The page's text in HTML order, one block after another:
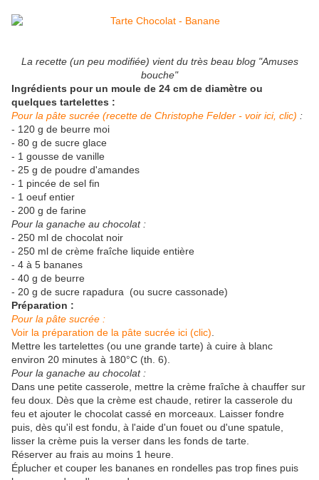
La recette (un peu modifiée) vient du très beau blog "Amuses
bouche"
Ingrédients pour un moule de 24 cm de diamètre ou
quelques tartelettes :
Pour la pâte sucrée (recette de Christophe Felder - voir ici, clic) :
- 120 g de beurre moi
- 80 g de sucre glace
- 1 gousse de vanille
- 25 g de poudre d'amandes
- 1 pincée de sel fin
- 1 oeuf entier
- 200 g de farine
Pour la ganache au chocolat :
- 250 ml de chocolat noir
- 250 ml de crème fraîche liquide entière
- 4 à 5 bananes
- 40 g de beurre
- 20 g de sucre rapadura (ou sucre cassonade)
Préparation :
Pour la pâte sucrée :
Voir la préparation de la pâte sucrée ici (clic)
Mettre les tartelettes (ou une grande tarte) à cuire à blanc
environ 20 minutes à 180°C (th. 6).
Pour la ganache au chocolat :
Dans une petite casserole, mettre la crème fraîche à chauffer sur
feu doux. Dès que la crème est chaude, retirer la casserole du
feu et ajouter le chocolat cassé en morceaux. Laisser fondre
puis, dès qu'il est fondu, à l'aide d'un fouet ou d'une spatule,
lisser la crème puis la verser dans les fonds de tarte.
Réserver au frais au moins 1 heure.
Éplucher et couper les bananes en rondelles pas trop fines puis